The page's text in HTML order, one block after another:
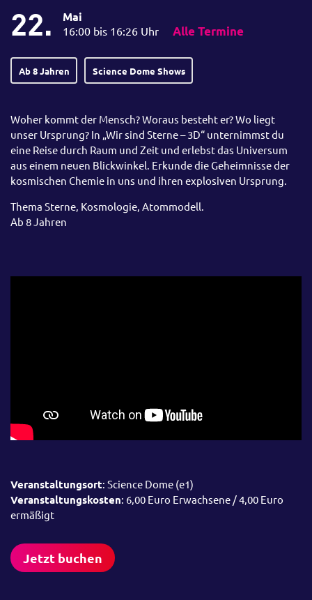
22. Mai
16:00 bis 16:26 Uhr Alle Termine
Ab 8 Jahren Science Dome Shows
Woher kommt der Mensch? Woraus besteht er? Wo liegt
unser Ursprung? In „Wir sind Sterne – 3D“ unternimmst du
eine Reise durch Raum und Zeit und erlebst das Universum
aus einem neuen Blickwinkel. Erkunde die Geheimnisse der
kosmischen Chemie in uns und ihren explosiven Ursprung.
Thema Sterne, Kosmologie, Atommodell.
Ab 8 Jahren
Veranstaltungsort: Science Dome (e1)
Veranstaltungskosten: 6,00 Euro Erwachsene / 4,00 Euro
ermäßigt
Jetzt buchen